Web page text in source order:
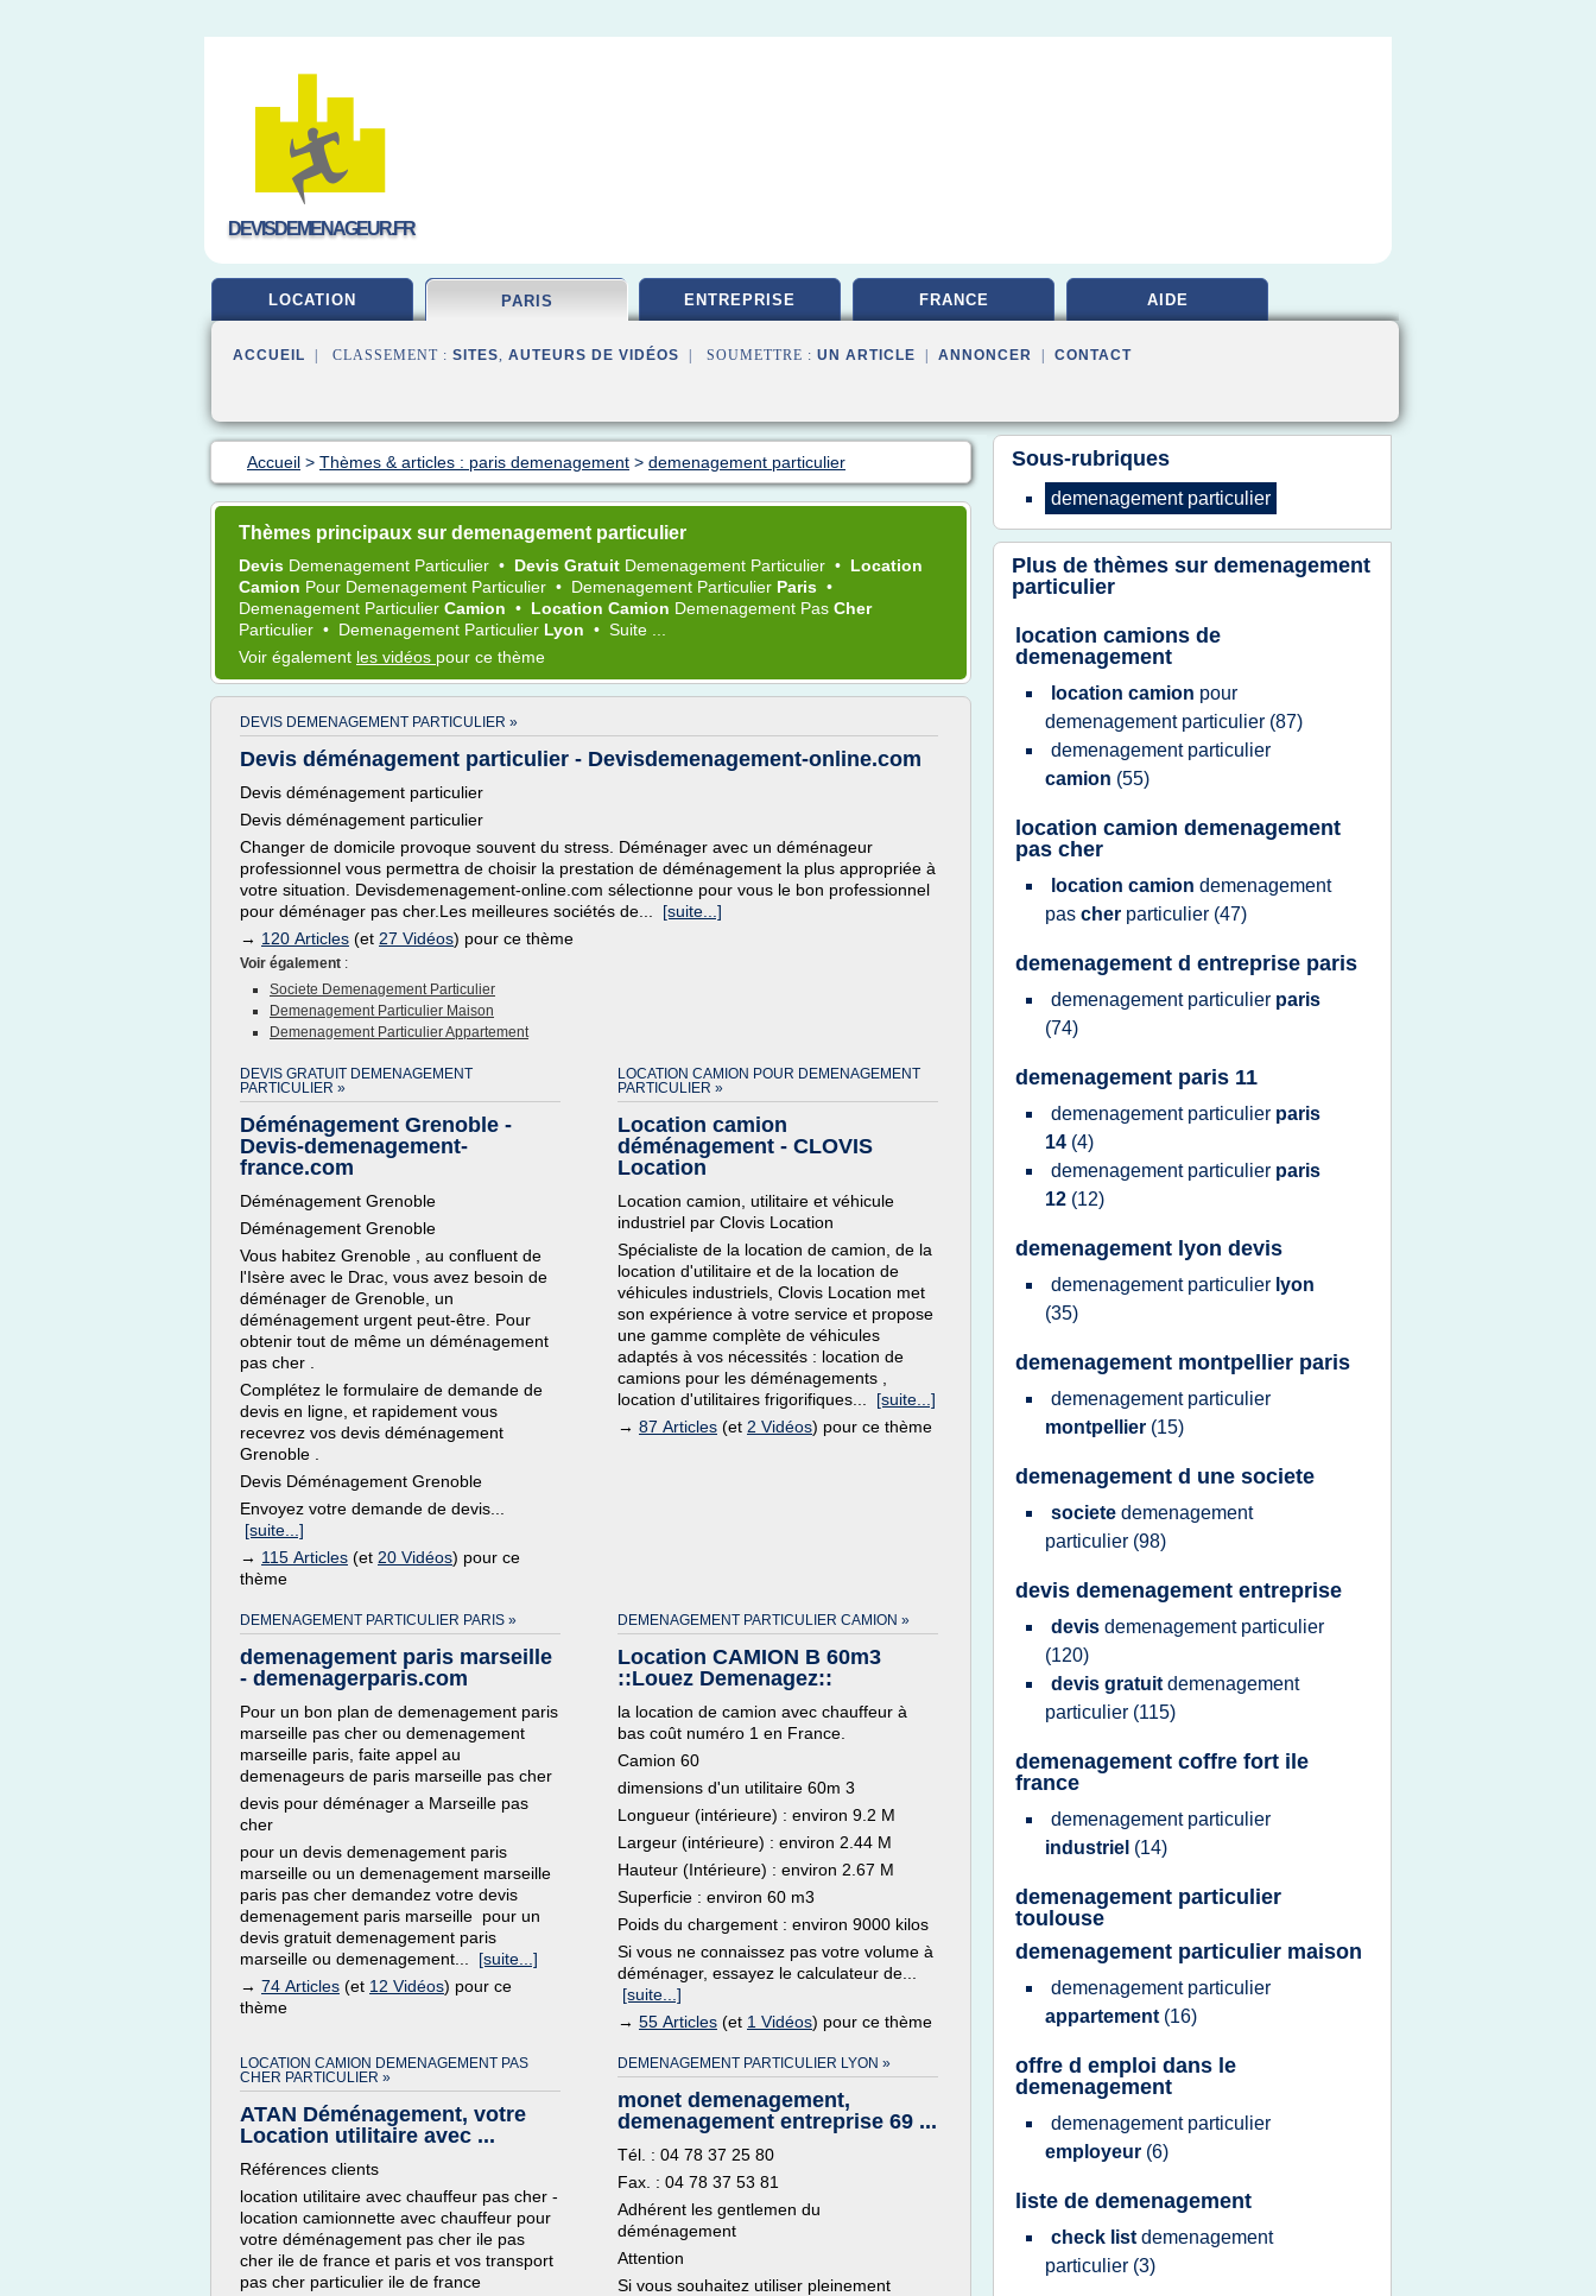
DEVISDEMENAGEUR.FR
LOCATION PARIS ENTREPRISE FRANCE AIDE
ACCUEIL | CLASSEMENT : SITES, AUTEURS DE VIDÉOS | SOUMETTRE : UN ARTICLE ANNONCER CONTACT
Accueil > Thèmes & articles : paris demenagement > demenagement particulier
Thèmes principaux sur demenagement particulier
Devis Demenagement Particulier • Devis Gratuit Demenagement Particulier • Location
Camion Pour Demenagement Particulier • Demenagement Particulier Paris •
Demenagement Particulier Camion • Location Camion Demenagement Pas Cher
Particulier • Demenagement Particulier Lyon • Suite ...
Voir également les vidéos pour ce thème
DEVIS DEMENAGEMENT PARTICULIER »
Devis déménagement particulier - Devisdemenagement-online.com
Devis déménagement particulier
Devis déménagement particulier
Changer de domicile provoque souvent du stress. Déménager avec un déménageur
professionnel vous permettra de choisir la prestation de déménagement la plus appropriée à
votre situation. Devisdemenagement-online.com sélectionne pour vous le bon professionnel
pour déménager pas cher.Les meilleures sociétés de... [suite...]
→ 120 Articles (et 27 Vidéos) pour ce thème
Voir également :
Societe Demenagement Particulier
Demenagement Particulier Maison
Demenagement Particulier Appartement
DEVIS GRATUIT DEMENAGEMENT
PARTICULIER »
Déménagement Grenoble -
Devis-demenagement-
france.com
Déménagement Grenoble
Déménagement Grenoble
Vous habitez Grenoble , au confluent de
l'Isère avec le Drac, vous avez besoin de
déménager de Grenoble, un
déménagement urgent peut-être. Pour
obtenir tout de même un déménagement
pas cher .
Complétez le formulaire de demande de
devis en ligne, et rapidement vous
recevrez vos devis déménagement
Grenoble .
Devis Déménagement Grenoble
Envoyez votre demande de devis...
[suite...]
→ 115 Articles (et 20 Vidéos) pour ce
thème
LOCATION CAMION POUR DEMENAGEMENT
PARTICULIER »
Location camion
déménagement - CLOVIS
Location
Location camion, utilitaire et véhicule
industriel par Clovis Location
Spécialiste de la location de camion, de la
location d'utilitaire et de la location de
véhicules industriels, Clovis Location met
son expérience à votre service et propose
une gamme complète de véhicules
adaptés à vos nécessités : location de
camions pour les déménagements ,
location d'utilitaires frigorifiques... [suite...]
→ 87 Articles (et 2 Vidéos) pour ce thème
DEMENAGEMENT PARTICULIER PARIS »
demenagement paris marseille
- demenagerparis.com
Pour un bon plan de demenagement paris
marseille pas cher ou demenagement
marseille paris, faite appel au
demenageurs de paris marseille pas cher
devis pour déménager a Marseille pas
cher
pour un devis demenagement paris
marseille ou un demenagement marseille
paris pas cher demandez votre devis
demenagement paris marseille pour un
devis gratuit demenagement paris
marseille ou demenagement... [suite...]
→ 74 Articles (et 12 Vidéos) pour ce
thème
DEMENAGEMENT PARTICULIER CAMION »
Location CAMION B 60m3
::Louez Demenagez::
la location de camion avec chauffeur à
bas coût numéro 1 en France.
Camion 60
dimensions d'un utilitaire 60m 3
Longueur (intérieure) : environ 9.2 M
Largeur (intérieure) : environ 2.44 M
Hauteur (Intérieure) : environ 2.67 M
Superficie : environ 60 m3
Poids du chargement : environ 9000 kilos
Si vous ne connaissez pas votre volume à
déménager, essayez le calculateur de...
[suite...]
→ 55 Articles (et 1 Vidéos) pour ce thème
LOCATION CAMION DEMENAGEMENT PAS
CHER PARTICULIER »
ATAN Déménagement, votre
Location utilitaire avec ...
Références clients
location utilitaire avec chauffeur pas cher -
location camionnette avec chauffeur pour
votre déménagement pas cher ile pas
cher ile de france et paris et vos transport
pas cher particulier ile de france
DEMENAGEMENT PARTICULIER LYON »
monet demenagement,
demenagement entreprise 69 ...
Tél. : 04 78 37 25 80
Fax. : 04 78 37 53 81
Adhérent les gentlemen du
déménagement
Attention
Si vous souhaitez utiliser pleinement
Sous-rubriques
demenagement particulier
Plus de thèmes sur demenagement
particulier
location camions de
demenagement
location camion pour
demenagement particulier (87)
demenagement particulier
camion (55)
location camion demenagement
pas cher
location camion demenagement
pas cher particulier (47)
demenagement d entreprise paris
demenagement particulier paris
(74)
demenagement paris 11
demenagement particulier paris
14 (4)
demenagement particulier paris
12 (12)
demenagement lyon devis
demenagement particulier lyon
(35)
demenagement montpellier paris
demenagement particulier
montpellier (15)
demenagement d une societe
societe demenagement
particulier (98)
devis demenagement entreprise
devis demenagement particulier
(120)
devis gratuit demenagement
particulier (115)
demenagement coffre fort ile
france
demenagement particulier
industriel (14)
demenagement particulier
toulouse
demenagement particulier maison
demenagement particulier
appartement (16)
offre d emploi dans le
demenagement
demenagement particulier
employeur (6)
liste de demenagement
check list demenagement
particulier (3)